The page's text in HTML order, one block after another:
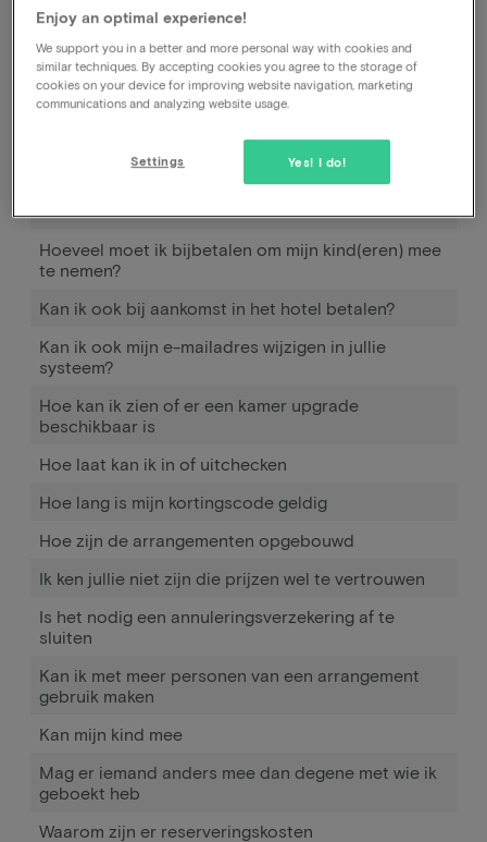
Hoe werkt Pay later
Wanneer en hoe kan ik gebruik maken van Pay
later?
Hoeveel moet ik bijbetalen om mijn kind(eren) mee
te nemen?
Kan ik ook bij aankomst in het hotel betalen?
Kan ik ook mijn e-mailadres wijzigen in jullie
systeem?
Hoe kan ik zien of er een kamer upgrade
beschikbaar is
Hoe laat kan ik in of uitchecken
Hoe lang is mijn kortingscode geldig
Hoe zijn de arrangementen opgebouwd
Ik ken jullie niet zijn die prijzen wel te vertrouwen
Is het nodig een annuleringsverzekering af te
sluiten
Kan ik met meer personen van een arrangement
gebruik maken
Kan mijn kind mee
Mag er iemand anders mee dan degene met wie ik
geboekt heb
Waarom zijn er reserveringskosten
Een aantal van de medewerkers van de
klantenservice hebben ook zelf ervaring met voedsel
allergieën zij kunnen je ook verder helpen,
Enjoy an optimal experience!
We support you in a better and more personal way with cookies and
similar techniques. By accepting cookies you agree to the storage of
cookies on your device for improving website navigation, marketing
communications and analyzing website usage.
Yes! I do!
Settings